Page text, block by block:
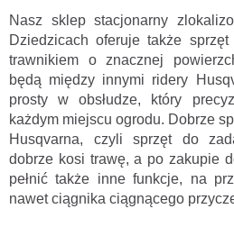
Nasz sklep stacjonarny
Dziedzicach oferuje także
trawnikiem o znacznej
będą między innymi ridery
prosty w obsłudze, który
każdym miejscu ogrodu. Dobrze
Husqvarna, czyli sprzęt do
dobrze kosi trawę, a po zakupie
pełnić także inne funkcje, na
nawet ciągnika ciągnącego